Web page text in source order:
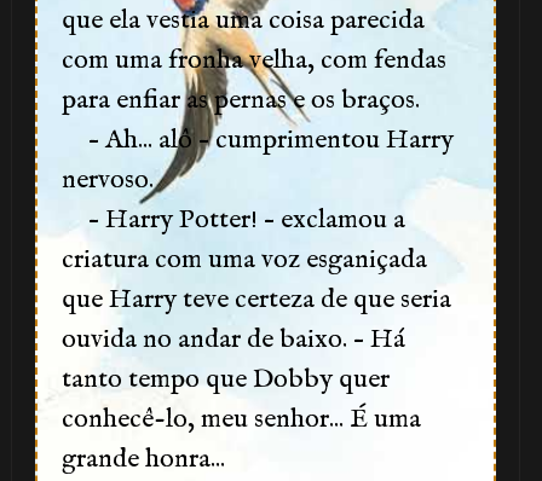
que ela vestia uma coisa parecida
com uma fronha velha, com fendas
para enfiar as pernas e os braços.
– Ah... alô – cumprimentou Harry
nervoso.
– Harry Potter! – exclamou a
criatura com uma voz esganiçada
que Harry teve certeza de que seria
ouvida no andar de baixo. – Há
tanto tempo que Dobby quer
conhecê-lo, meu senhor... É uma
grande honra...
🎂 1️⃣ 8️⃣